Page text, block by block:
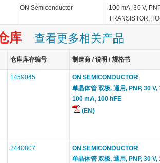
ON Semiconductor
100 mA, 30 V,
TRANSISTOR,
库 查看更多相关产品
仓库库存编号 制造商 / 说明 / 规格书
1459045
ON SEMICONDUCTOR
单晶体管 双极, 通用, PNP, 30
100 mA, 100 hFE
(EN)
2440807
ON SEMICONDUCTOR
单晶体管 双极, 通用, PNP, 30